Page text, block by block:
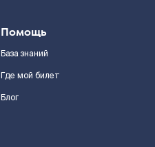
Помощь
База знаний
Где мой билет
Блог